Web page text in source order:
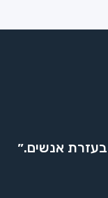
אנשים.״